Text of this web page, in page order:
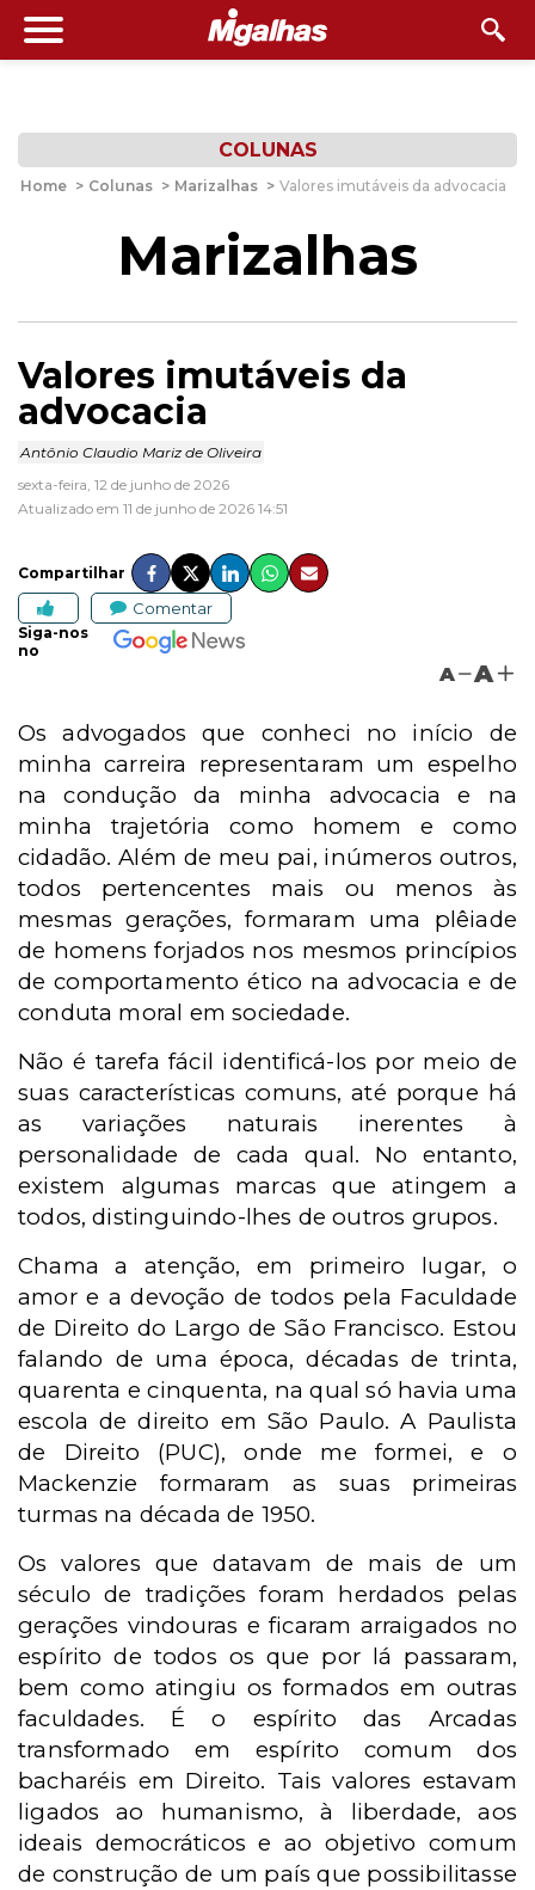
COLUNAS
Home > Colunas > Marizalhas > Valores imutáveis da advocacia
Marizalhas
Valores imutáveis da
advocacia
Antônio Claudio Mariz de Oliveira
sexta-feira, 12 de junho de 2026
Atualizado em 11 de junho de 2026 14:51
Compartilhar
Comentar
Siga-nos
no
A A
Os advogados que conheci no início de
minha carreira representaram um espelho
na condução da minha advocacia e na
minha trajetória como homem e como
cidadão. Além de meu pai, inúmeros outros,
todos pertencentes mais ou menos às
mesmas gerações, formaram uma plêiade
de homens forjados nos mesmos princípios
de comportamento ético na advocacia e de
conduta moral em sociedade.
Não é tarefa fácil identificá-los por meio de
suas características comuns, até porque há
as variações naturais inerentes à
personalidade de cada qual. No entanto,
existem algumas marcas que atingem a
todos, distinguindo-lhes de outros grupos.
Chama a atenção, em primeiro lugar, o
amor e a devoção de todos pela Faculdade
de Direito do Largo de São Francisco. Estou
falando de uma época, décadas de trinta,
quarenta e cinquenta, na qual só havia uma
escola de direito em São Paulo. A Paulista
de Direito (PUC), onde me formei, e o
Mackenzie formaram as suas primeiras
turmas na década de 1950.
Os valores que datavam de mais de um
século de tradições foram herdados pelas
gerações vindouras e ficaram arraigados no
espírito de todos os que por lá passaram,
bem como atingiu os formados em outras
faculdades. É o espírito das Arcadas
transformado em espírito comum dos
bacharéis em Direito. Tais valores estavam
ligados ao humanismo, à liberdade, aos
ideais democráticos e ao objetivo comum
de construção de um país que possibilitasse